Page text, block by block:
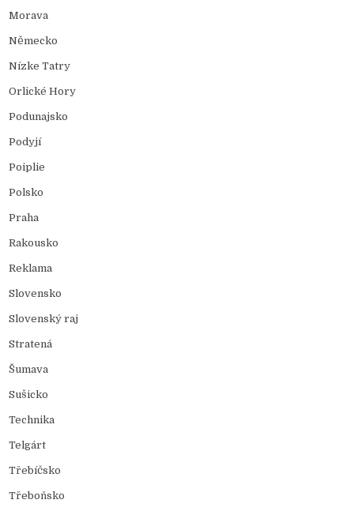
Morava
Německo
Nízke Tatry
Orlické Hory
Podunajsko
Podyjí
Poiplie
Polsko
Praha
Rakousko
Reklama
Slovensko
Slovenský raj
Stratená
Šumava
Sušicko
Technika
Telgárt
Třebíčsko
Třeboňsko